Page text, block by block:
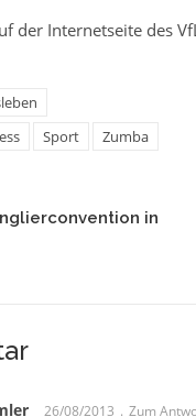
der Internetseite des
Sport Zumba
in
26/08/2013 Zum